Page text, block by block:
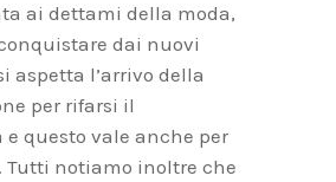
ai dettami della moda,
dai nuovi
aspetta l’arrivo della
per rifarsi il
e questo vale anche per
notiamo inoltre che